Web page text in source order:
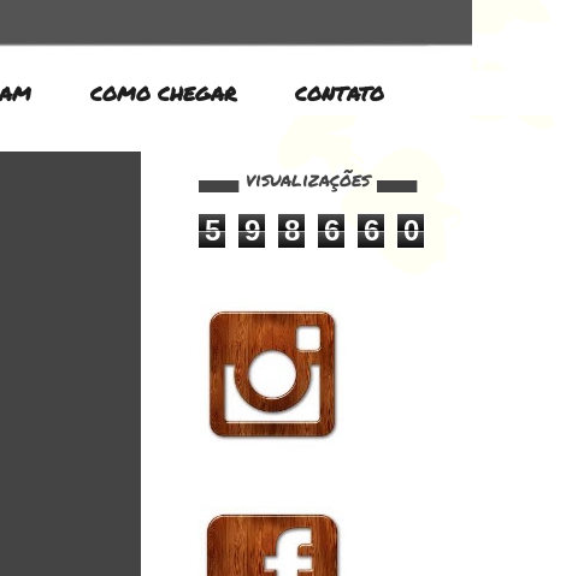
COMO CHEGAR CONTATO
▄▄▄ visualizações ▄▄▄
5 9 8 6 6 0